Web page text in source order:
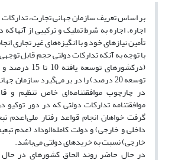
بر اساس تعریف سازمان جهانی تجارت، تدارکات
اجاره، اجاره به شرط تملیک و ترکیبی از آنها
تأمین نیازهای خود و با انگیزه‌های غیر تجاری
با توجه به آنکه تدارکات دولتی حجم قابل
(درکشورهای
توسعه 20 درصد) را در بر می‌گیرد سازمان
در چارچوب موافقتنامه‌ای خاص تنظیم و
موافقتنامه تدارکات دولتی که در دور
گرفت خواهان انجام قواعد رفتار ملی(عدم
داخلی و خارجی) و دولت کامله‌الوداد (عدم
خارجی) نسبت به خریدهای دولتی می‌باشد.
در حال حاضر روند الحاق کشورهای در حال